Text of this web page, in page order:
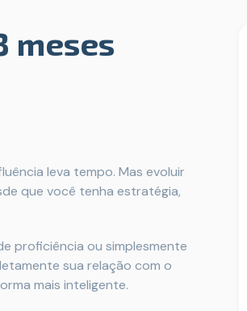
meses
leva tempo. Mas evoluir
que você tenha estratégia,
proficiência ou simplesmente
sua relação com o
mais inteligente.